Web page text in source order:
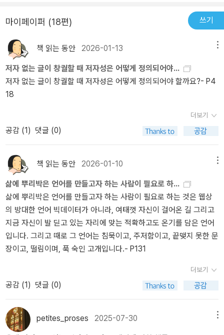
람이 존재하기를 바랍니다. 챗GPT는 이미 적힌 글로만 데이터를 학
습합니다. 게다가 챗GPT를 제작하는 사람이 제공하는 자료만을 학습
합니다. ‘지금 이 순간’ 변화하는 흐름을 반영하지 못합니다. 챗GPT가
생성한 글이 사실인지 아닌지, 사실이라고 해도 반대 의견은 없는지
검색하고, 자신의 의견은 어떠한지 생각하고 써 보는 패턴을 형성할
수도 있겠다고 생각했습니다.
이런 꼬리에 꼬리를 무는 생각거리들을 제시해주고, 그에 대한 직간
접적인 해답 및 논제를 제시해주고 있다. 인공 지능이 삶의 모든 영역
에 파고든 지금, 우리는 어떻게 살아야 할 것인가에 대한 고민을 하고
있는 사람들이 있다면 이 책을 추천해 주고 싶다. 책이 두꺼워 보이지
만 술술 넘어가고, 읽는 모든 사람에 오랜만에 몰입의 즐거움을 선사
해 줄 수 있는 책이다.
마이페이퍼 (18편) 쓰기
책 읽는 동안 2026-01-13
저자 없는 글이 창궐할 때 저자성은 어떻게 정의되어야...
저자 없는 글이 창궐할 때 저자성은 어떻게 정의되어야 할까요?- P4
18
더보기
공감 (1) 댓글 (0)
책 읽는 동안 2026-01-10
삶에 뿌리박은 언어를 만들고자 하는 사람이 필요로 하...
삶에 뿌리박은 언어를 만들고자 하는 사람이 필요로 하는 것은 웹상
의 방대한 언어 빅데이터가 아니라, 여태껏 자신이 걸어온 길 그리고
지금 자신이 발 딛고 있는 자리에 맞는 적확하고도 온기를 담은 언어
입니다. 그리고 때로 그 언어는 침묵이고, 주저함이고, 끝맺지 못한 문
장이고, 떨림이며, 푹 숙인 고개입니다.- P131
더보기
공감 (1) 댓글 (0)
petites_proses 2025-07-30